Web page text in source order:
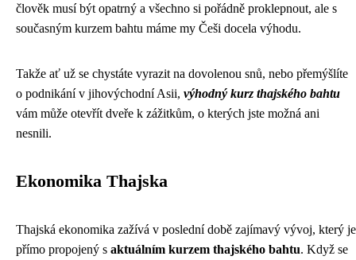
člověk musí být opatrný a všechno si pořádně proklepnout, ale s
současným kurzem bahtu máme my Češi docela výhodu.
Takže ať už se chystáte vyrazit na dovolenou snů, nebo přemýšlíte
o podnikání v jihovýchodní Asii, výhodný kurz thajského bahtu
vám může otevřít dveře k zážitkům, o kterých jste možná ani
nesnili.
Ekonomika Thajska
Thajská ekonomika zažívá v poslední době zajímavý vývoj, který je
přímo propojený s aktuálním kurzem thajského bahtu. Když se